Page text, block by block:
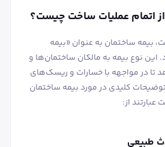
اتمام عملیات ساخت چیست؟
بیمه ساختمان به عنوان «بیمه
نوع بیمه به مالکان ساختمان‌ها و
در مواجهه با خسارات و ریسک‌های
کلیدی در مورد بیمه ساختمان
عبارتند از:
طبیعی